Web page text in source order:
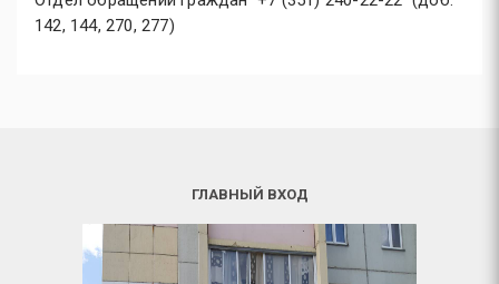
142, 144, 270, 277)
ГЛАВНЫЙ ВХОД